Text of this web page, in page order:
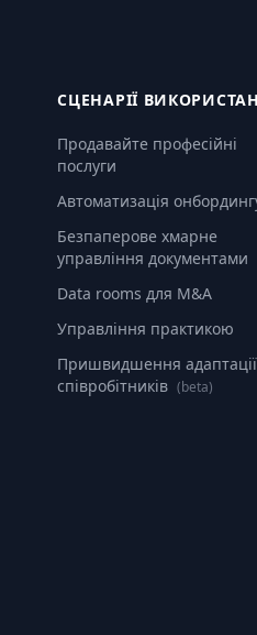
СЦЕНАРІЇ
Продавайте професійні
послуги
Автоматизація
Безпаперове хмарне
управління документами
Data rooms для M&A
Управління практикою
Пришвидшення адаптації
співробітників (beta)